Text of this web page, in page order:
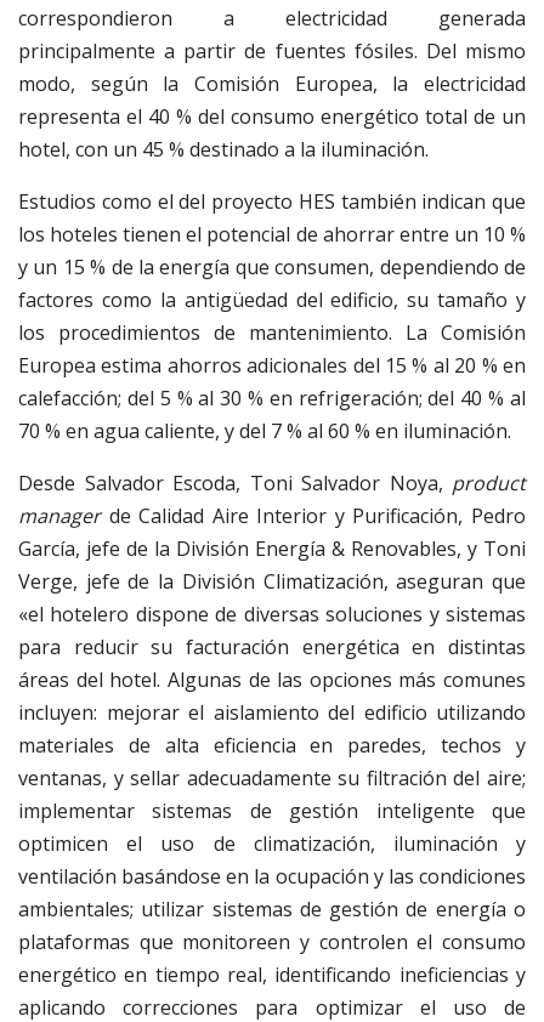
correspondieron a electricidad generada
principalmente a partir de fuentes fósiles. Del mismo
modo, según la Comisión Europea, la electricidad
representa el 40 % del consumo energético total de un
hotel, con un 45 % destinado a la iluminación.
Estudios como el del proyecto HES también indican que
los hoteles tienen el potencial de ahorrar entre un 10 %
y un 15 % de la energía que consumen, dependiendo de
factores como la antigüedad del edificio, su tamaño y
los procedimientos de mantenimiento. La Comisión
Europea estima ahorros adicionales del 15 % al 20 % en
calefacción; del 5 % al 30 % en refrigeración; del 40 % al
70 % en agua caliente, y del 7 % al 60 % en iluminación.
Desde Salvador Escoda, Toni Salvador Noya, product
managerde Calidad Aire Interior y Purificación, Pedro
García, jefe de la División Energía & Renovables, y Toni
Verge, jefe de la División Climatización, aseguran que
«el hotelero dispone de diversas soluciones y sistemas
para reducir su facturación energética en distintas
áreas del hotel. Algunas de las opciones más comunes
incluyen: mejorar el aislamiento del edificio utilizando
materiales de alta eficiencia en paredes, techos y
ventanas, y sellar adecuadamente su filtración del aire;
implementar sistemas de gestión inteligente que
optimicen el uso de climatización, iluminación y
ventilación basándose en la ocupación y las condiciones
ambientales; utilizar sistemas de gestión de energía o
plataformas que monitoreen y controlen el consumo
energético en tiempo real, identificando ineficiencias y
aplicando correcciones para optimizar el uso de